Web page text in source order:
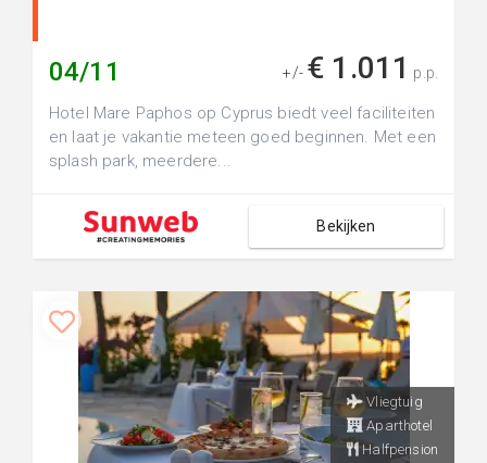
04/11 +/- € 1.011 p.p.
Hotel Mare Paphos op Cyprus biedt veel faciliteiten
en laat je vakantie meteen goed beginnen. Met een
splash park, meerdere...
Bekijken
Vliegtuig
Aparthotel
Halfpension